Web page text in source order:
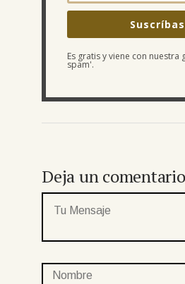
Es gratis y viene con nuestra
spam'.
Deja un comentario